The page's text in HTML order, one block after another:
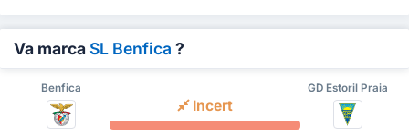
Va marcaSL Benfica ?
Benfica GD Estoril Praia
Incert